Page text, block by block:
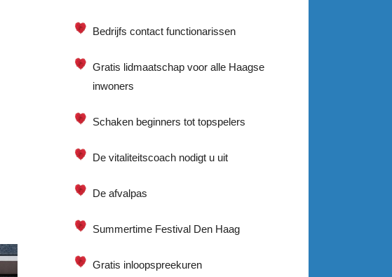
Bedrijfs contact functionarissen
Gratis lidmaatschap voor alle Haagse
inwoners
Schaken beginners tot topspelers
De vitaliteitscoach nodigt u uit
De afvalpas
Summertime Festival Den Haag
Gratis inloopspreekuren